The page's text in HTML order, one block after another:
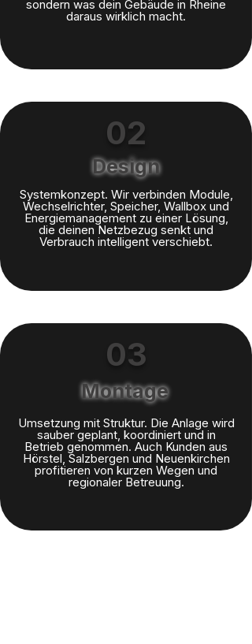
sondern was dein Gebäude in Rheine
daraus wirklich macht.
02
Design
Systemkonzept. Wir verbinden Module,
Wechselrichter, Speicher, Wallbox und
Energiemanagement zu einer Lösung,
die deinen Netzbezug senkt und
Verbrauch intelligent verschiebt.
03
Montage
Umsetzung mit Struktur. Die Anlage wird
sauber geplant, koordiniert und in
Betrieb genommen. Auch Kunden aus
Hörstel, Salzbergen und Neuenkirchen
profitieren von kurzen Wegen und
regionaler Betreuung.